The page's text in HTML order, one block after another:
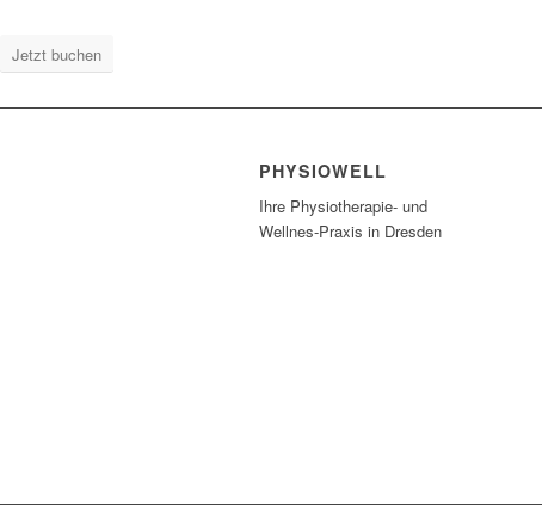
Jetzt buchen
PHYSIOWELL
Ihre Physiotherapie- und
Wellnes-Praxis in Dresden